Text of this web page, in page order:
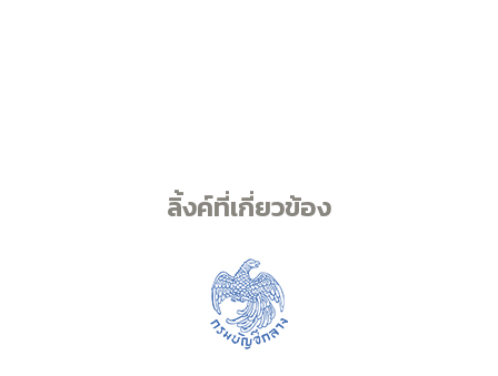
ลิ้งค์ที่เกี่ยวข้อง